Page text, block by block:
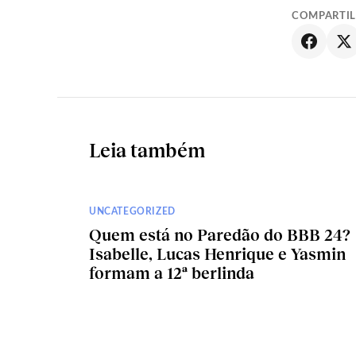
Leia também
UNCATEGORIZED
Quem está no Paredão do BBB 24?
Isabelle, Lucas Henrique e Yasmin
formam a 12ª berlinda